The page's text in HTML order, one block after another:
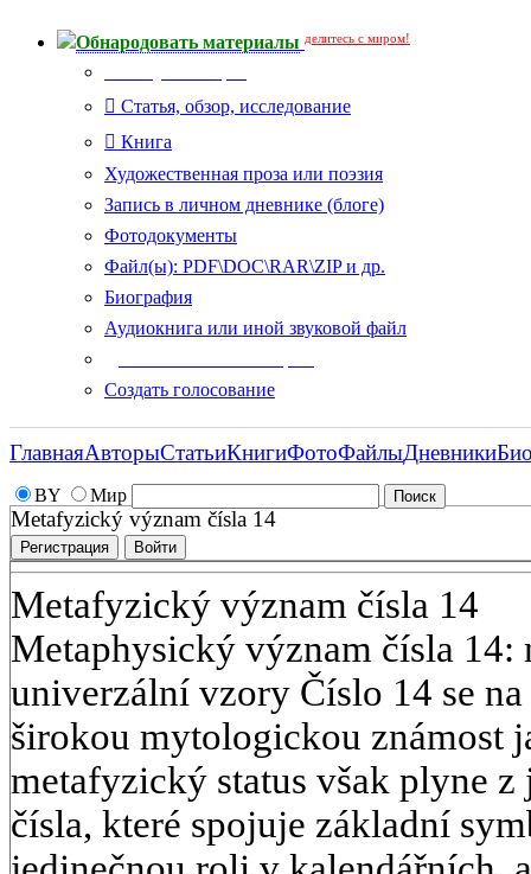
Обнародовать материалы делитесь с миром!
Статья, обзор, исследование
Книга
Художественная проза или поэзия
Запись в личном дневнике (блоге)
Фотодокументы
Файл(ы): PDF\DOC\RAR\ZIP и др.
Биография
Аудиокнига или иной звуковой файл
Создать голосование
BY Мир
ГлавнаяАвторыСтатьиКнигиФотоФайлыДневники
Metafyzický význam čísla 14
Регистрация Войти
Metafyzický význam čísla 14
Metaphysický význam čísla
univerzální vzory Číslo 14 se
širokou mytologickou známost
metafyzický status však plyne
čísla, které spojuje základní